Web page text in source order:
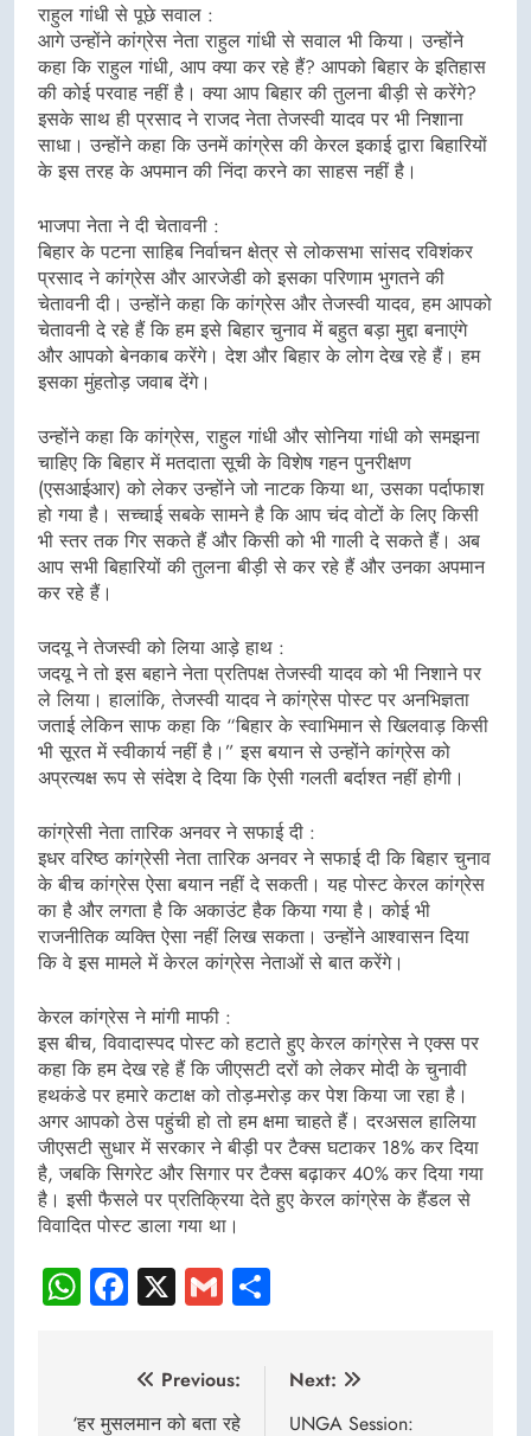
राहुल गांधी से पूछे सवाल :
आगे उन्होंने कांग्रेस नेता राहुल गांधी से सवाल भी किया। उन्होंने
कहा कि राहुल गांधी, आप क्या कर रहे हैं? आपको बिहार के इतिहास
की कोई परवाह नहीं है। क्या आप बिहार की तुलना बीड़ी से करेंगे?
इसके साथ ही प्रसाद ने राजद नेता तेजस्वी यादव पर भी निशाना
साधा। उन्होंने कहा कि उनमें कांग्रेस की केरल इकाई द्वारा बिहारियों
के इस तरह के अपमान की निंदा करने का साहस नहीं है।
भाजपा नेता ने दी चेतावनी :
बिहार के पटना साहिब निर्वाचन क्षेत्र से लोकसभा सांसद रविशंकर
प्रसाद ने कांग्रेस और आरजेडी को इसका परिणाम भुगतने की
चेतावनी दी। उन्होंने कहा कि कांग्रेस और तेजस्वी यादव, हम आपको
चेतावनी दे रहे हैं कि हम इसे बिहार चुनाव में बहुत बड़ा मुद्दा बनाएंगे
और आपको बेनकाब करेंगे। देश और बिहार के लोग देख रहे हैं। हम
इसका मुंहतोड़ जवाब देंगे।
उन्होंने कहा कि कांग्रेस, राहुल गांधी और सोनिया गांधी को समझना
चाहिए कि बिहार में मतदाता सूची के विशेष गहन पुनरीक्षण
(एसआईआर) को लेकर उन्होंने जो नाटक किया था, उसका पर्दाफाश
हो गया है। सच्चाई सबके सामने है कि आप चंद वोटों के लिए किसी
भी स्तर तक गिर सकते हैं और किसी को भी गाली दे सकते हैं। अब
आप सभी बिहारियों की तुलना बीड़ी से कर रहे हैं और उनका अपमान
कर रहे हैं।
जदयू ने तेजस्वी को लिया आड़े हाथ :
जदयू ने तो इस बहाने नेता प्रतिपक्ष तेजस्वी यादव को भी निशाने पर
ले लिया। हालांकि, तेजस्वी यादव ने कांग्रेस पोस्ट पर अनभिज्ञता
जताई लेकिन साफ कहा कि “बिहार के स्वाभिमान से खिलवाड़ किसी
भी सूरत में स्वीकार्य नहीं है।” इस बयान से उन्होंने कांग्रेस को
अप्रत्यक्ष रूप से संदेश दे दिया कि ऐसी गलती बर्दाश्त नहीं होगी।
कांग्रेसी नेता तारिक अनवर ने सफाई दी :
इधर वरिष्ठ कांग्रेसी नेता तारिक अनवर ने सफाई दी कि बिहार चुनाव
के बीच कांग्रेस ऐसा बयान नहीं दे सकती। यह पोस्ट केरल कांग्रेस
का है और लगता है कि अकाउंट हैक किया गया है। कोई भी
राजनीतिक व्यक्ति ऐसा नहीं लिख सकता। उन्होंने आश्वासन दिया
कि वे इस मामले में केरल कांग्रेस नेताओं से बात करेंगे।
केरल कांग्रेस ने मांगी माफी :
इस बीच, विवादास्पद पोस्ट को हटाते हुए केरल कांग्रेस ने एक्स पर
कहा कि हम देख रहे हैं कि जीएसटी दरों को लेकर मोदी के चुनावी
हथकंडे पर हमारे कटाक्ष को तोड़-मरोड़ कर पेश किया जा रहा है।
अगर आपको ठेस पहुंची हो तो हम क्षमा चाहते हैं। दरअसल हालिया
जीएसटी सुधार में सरकार ने बीड़ी पर टैक्स घटाकर 18% कर दिया
है, जबकि सिगरेट और सिगार पर टैक्स बढ़ाकर 40% कर दिया गया
है। इसी फैसले पर प्रतिक्रिया देते हुए केरल कांग्रेस के हैंडल से
विवादित पोस्ट डाला गया था।
WhatsApp
Facebook
X Gmail
Previous:
‘हर मुसलमान को बता रहे
Next:
UNGA Session: